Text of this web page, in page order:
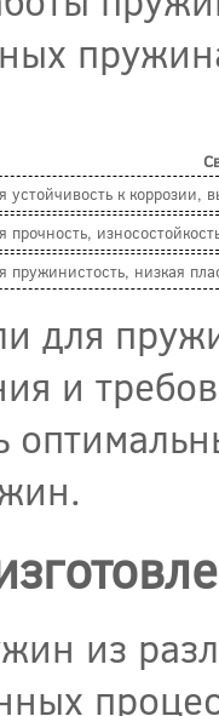
устойчивость к коррозии,
прочность,
пружинистость, низкая
для
и
из